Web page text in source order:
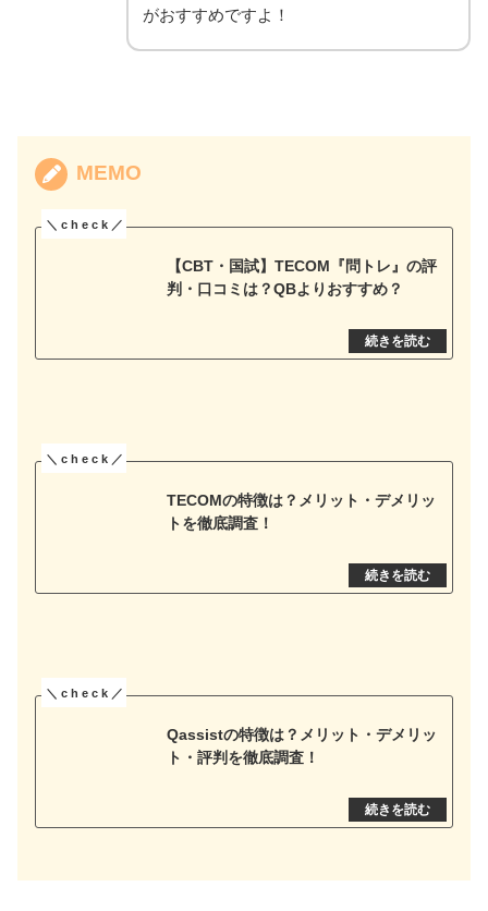
がおすすめですよ！
MEMO
【CBT・国試】TECOM『問トレ』の評
判・口コミは？QBよりおすすめ？
TECOMの特徴は？メリット・デメリッ
トを徹底調査！
Qassistの特徴は？メリット・デメリッ
ト・評判を徹底調査！